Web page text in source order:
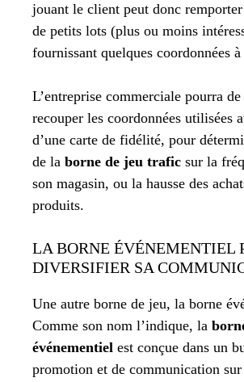
jouant le client peut donc
de petits lots (plus ou moins
fournissant quelques coordonnées
L’entreprise commerciale pourra
recouper les coordonnées utilisées
d’une carte de fidélité, pour
de la borne de jeu trafic sur la
son magasin, ou la hausse des
produits.
LA BORNE ÉVÉNEMENTIEL
DIVERSIFIER SA
Une autre borne de jeu, la borne
Comme son nom l’indique, la
événementiel est conçue dans un
promotion et de communication